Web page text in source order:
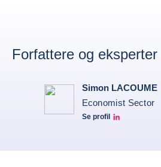
Forfattere og eksperter
Simon LACOUME
Economist Sector
Se profil
Simon Lacoume linkedin